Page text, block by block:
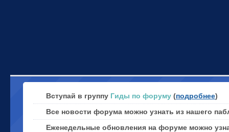
Вступай в группу Гиды по форуму (подробнее)
Все новости форума можно узнать из нашего
Еженедельные обновления на форуме можно